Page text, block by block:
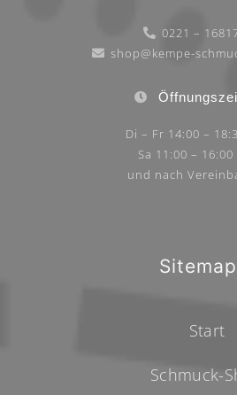
0221 –
shop@kempe-
Di – Fr 14:00 –
Sa 11:00 –
und nach
Sitemap
Start
Schmuck-